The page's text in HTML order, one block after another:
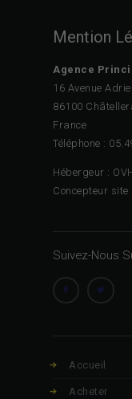
Mention
Agence
16 Avenue
86100
France
Téléphone :
Hébergeur :
Concepteur site :
Suivez-Nous
Accueil
Acheter